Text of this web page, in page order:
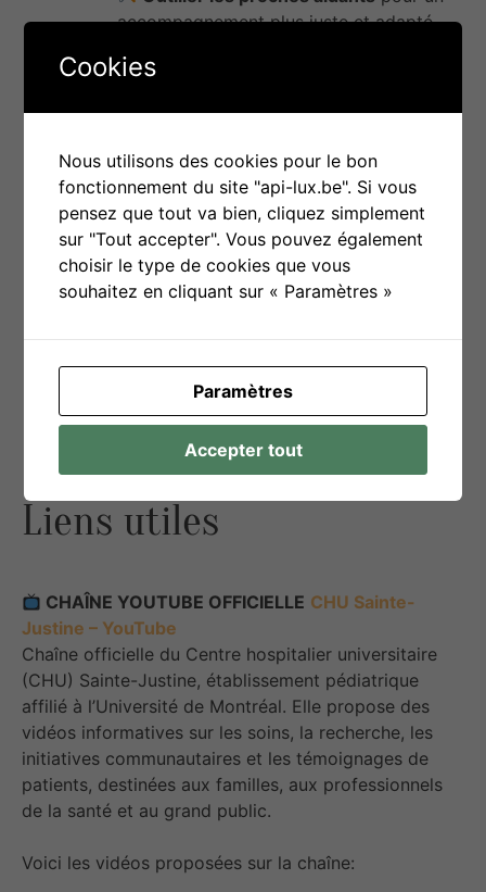
accompagnement plus juste et adapté,
signes et les particularités du TSA,
Favoriser l’inclusion
des personnes
autistes dans les différents milieux de vie.
Objectifs spécifiques :
Autonomisation des familles,
Renforcement des pratiques éducatives
adaptées,
compréhension mutuelle,
Valorisation des capacités des personnes
Liens utiles
CHAÎNE YOUTUBE OFFICIELLE CHU Sainte-
Justine – YouTube
Chaîne officielle du Centre hospitalier universitaire
(CHU) Sainte-Justine, établissement pédiatrique
affilié à l’Université de Montréal. Elle propose des
vidéos informatives sur les soins, la recherche, les
initiatives communautaires et les témoignages de
patients, destinées aux familles, aux professionnels
de la santé et au grand public.
Voici les vidéos proposées sur la chaîne:
Cookies
Nous utilisons des cookies pour le bon
fonctionnement du site "api-lux.be". Si vous
pensez que tout va bien, cliquez simplement
sur "Tout accepter". Vous pouvez également
choisir le type de cookies que vous
souhaitez en cliquant sur « Paramètres »
Paramètres
Accepter tout